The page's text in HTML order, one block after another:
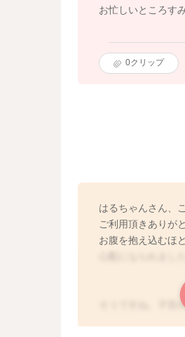
お忙しいところす
0クリップ
はるちゃんさん、
ご利用頂きありが
お腹を抱え込むほ
そうですね。子宮